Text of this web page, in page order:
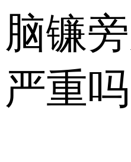
脑镰
严重吗